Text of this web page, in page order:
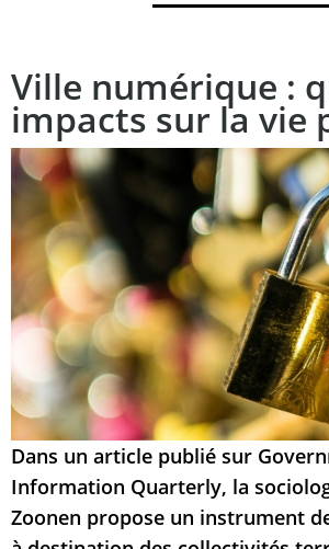
Ville numérique :
impacts sur la vie
Dans un article publié sur
Information Quarterly, la
Zoonen propose un instrument